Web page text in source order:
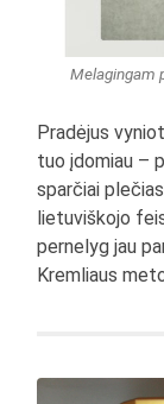
Melagingam
Pradėjus
tuo įdomiau –
sparčiai
lietuviškojo
pernelyg jau
Kremliaus